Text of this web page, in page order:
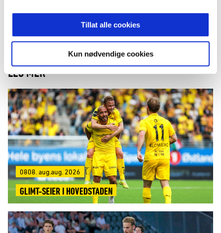
Tillat alle cookies
Kun nødvendige cookies
LES MER
0808. aug.aug. 2026
GLIMT-SEIER I HOVEDSTADEN